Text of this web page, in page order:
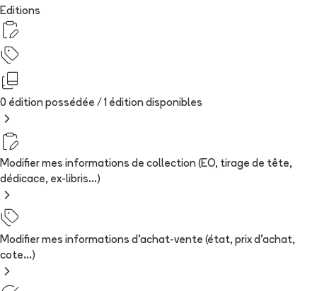
Editions
0 édition possédée / 1 édition disponibles
Modifier mes informations de collection (EO, tirage de tête,
dédicace, ex-libris...)
Modifier mes informations d'achat-vente (état, prix d'achat,
cote...)